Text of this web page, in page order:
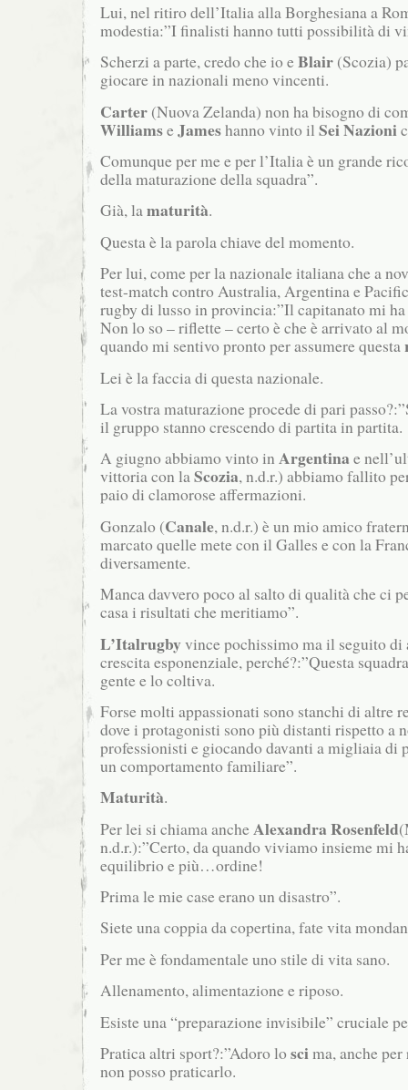
Lui, nel ritiro dell’Italia alla Borghesiana a
modestia:”I finalisti hanno tutti possibilità di
Scherzi a parte, credo che io eBlair (Scozia)
giocare in nazionali meno vincenti.
Carter (Nuova Zelanda) non ha bisogno di
WilliamseJameshanno vinto il Sei Nazioni
Comunque per me e per l’Italia è un grande
della maturazione della squadra”.
Già, lamaturità.
Questa è la parola chiave del momento.
Per lui, come per la nazionale italiana che a
test-match contro Australia, Argentina e
rugby di lusso in provincia:”Il capitanato mi
Non lo so – riflette – certo è che è arrivato al
quando mi sentivo pronto per assumere questa
Lei è la faccia di questa nazionale.
La vostra maturazione procede di pari
il gruppo stanno crescendo di partita in partita.
A giugno abbiamo vinto in Argentina e
vittoria con laScozia, n.d.r.) abbiamo fallito
paio di clamorose affermazioni.
Gonzalo (Canale, n.d.r.) è un mio amico
marcato quelle mete con il Galles e con la
diversamente.
Manca davvero poco al salto di qualità che ci
casa i risultati che meritiamo”.
L’Italrugbyvince pochissimo ma il seguito di
crescita esponenziale, perché?:”Questa
gente e lo coltiva.
Forse molti appassionati sono stanchi di altre
dove i protagonisti sono più distanti rispetto a
professionisti e giocando davanti a migliaia di
un comportamento familiare”.
Maturità.
Per lei si chiama ancheAlexandra Rosenfeld
n.d.r.):”Certo, da quando viviamo insieme mi
equilibrio e più…ordine!
Prima le mie case erano un disastro”.
Siete una coppia da copertina, fate vita
Per me è fondamentale uno stile di vita sano.
Allenamento, alimentazione e riposo.
Esiste una “preparazione invisibile” cruciale
Pratica altri sport?:”Adoro lo scima, anche
non posso praticarlo.